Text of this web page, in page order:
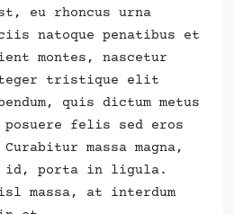
eu rhoncus urna
natoque penatibus et
montes, nascetur
tristique elit
quis dictum metus
felis sed eros
massa magna,
id, porta in ligula.
massa, at interdum